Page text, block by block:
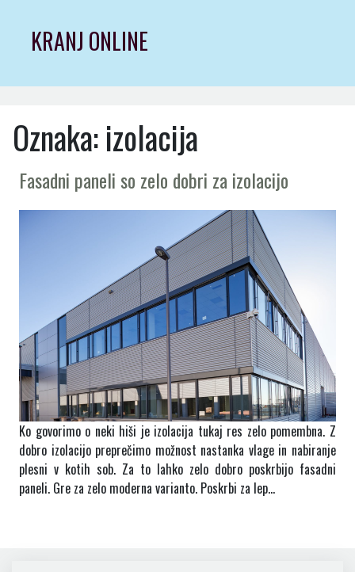
contentKRANJ ONLINE
Oznaka:izolacija
Fasadni paneli so zelo dobri za izolacijo
Ko govorimo o neki hiši je izolacija tukaj res zelo pomembna. Z
dobro izolacijo preprečimo možnost nastanka vlage in nabiranje
plesni v kotih sob. Za to lahko zelo dobro poskrbijo fasadni
paneli. Gre za zelo moderna varianto. Poskrbi za lep…